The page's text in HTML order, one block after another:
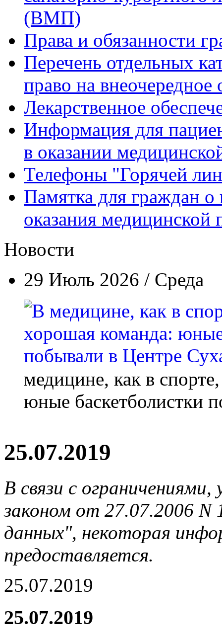
(ВМП)
Права и обязанности
Перечень отдельных
право на
Лекарственное
Информация для
в оказании
Телефоны "Горячей
Памятка для граждан о
оказания
Новости
29 Июль 2026 / Среда
медицине, как в
юные баскетболистки
25.07.2019
В связи с
законом от 27.07.2006
данных", некоторая
предоставляется.
25.07.2019
25.07.2019